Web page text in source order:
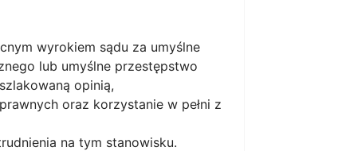
wyrokiem sądu za umyślne
lub umyślne przestępstwo
opinią,
oraz korzystanie w pełni z
na tym stanowisku.